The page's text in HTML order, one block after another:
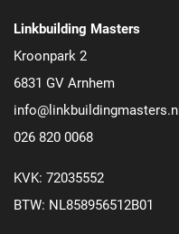
Linkbuilding Masters
Kroonpark 2
6831 GV Arnhem
info@linkbuildingmasters.nl
026 820 0068
KVK: 72035552
BTW: NL858956512B01